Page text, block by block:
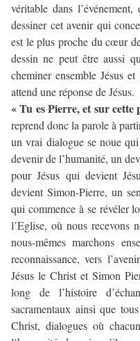
véritable dans
dessiner cet avenir qui
est le plus proche du cœur
dessin ne peut être aussi
cheminer ensemble Jésus
attend une réponse de Jésus.
« Tu es Pierre, et sur
reprend donc la parole à
un vrai dialogue se noue
devenir de l’humanité, un
pour Jésus qui devient
devient Simon-Pierre, un
qui commence à se révéler
l’Eglise, où nous recevons
nous-mêmes marchons
reconnaissance, vers
Jésus le Christ et Simon
long de l’histoire
sacramentaux ainsi que
Christ, dialogues où